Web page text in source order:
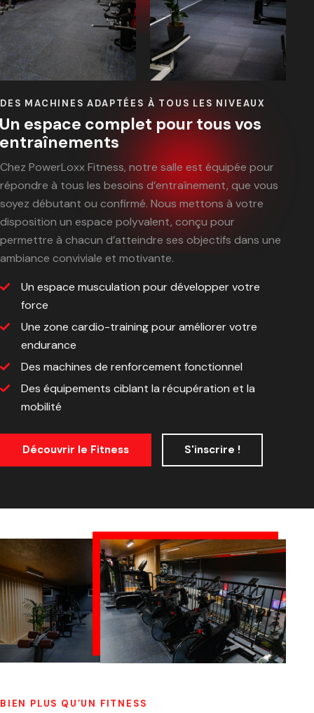
DES MACHINES ADAPTÉES À TOUS LES NIVEAUX
Un espace complet pour tous vos
entraînements
Chez PowerLoxx Fitness, notre salle est équipée pour
répondre à tous les besoins d’entraînement, que vous
soyez débutant ou confirmé. Nous mettons à votre
disposition un espace polyvalent, conçu pour
permettre à chacun d’atteindre ses objectifs dans une
ambiance conviviale et motivante.
Un espace musculation pour développer votre
force
Une zone cardio-training pour améliorer votre
endurance
Des machines de renforcement fonctionnel
Des équipements ciblant la récupération et la
mobilité
Découvrir le Fitness S'inscrire !
BIEN PLUS QU’UN FITNESS